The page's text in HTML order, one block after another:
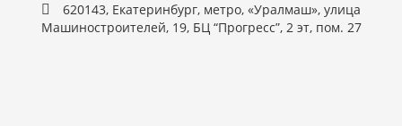
620143, Екатеринбург, метро, «Уралмаш», улица
Машиностроителей, 19, БЦ “Прогресс”, 2 эт, пом. 27